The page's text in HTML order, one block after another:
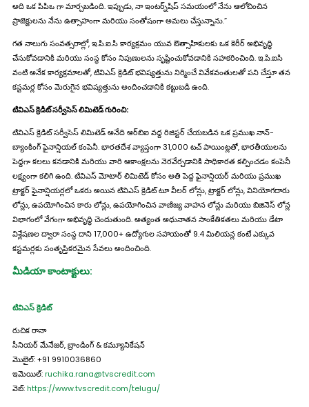
అది ఒక పిపిఒ గా మార్చబడింది. ఇప్పుడు, నా ఇంటర్న్‌షిప్ సమయంలో నేను ఆలోచించిన
ప్రాజెక్టులను నేను ఉత్సాహంగా మరియు సంతోషంగా అమలు చేస్తున్నాను.”
గత నాలుగు సంవత్సరాల్లో, ఇ.పి.ఐ.సి కార్యక్రమం యువ ఔత్సాహికులకు ఒక కెరీర్ అభివృద్ధి
చేసుకోవడానికి మరియు సంస్థ కోసం నిపుణులను సృష్టించుకోవడానికి సహకరించింది. ఇ.పి.ఐసి
వంటి అనేక కార్యక్రమాలతో, టివిఎస్ క్రెడిట్ భవిష్యత్తును నిర్మించే వివేకవంతులతో పని చేస్తూ తన
కస్టమర్ల కోసం మెరుగైన భవిష్యత్తును అందించడానికి కట్టుబడి ఉంది.
టివిఎస్ క్రెడిట్ సర్వీసెస్ లిమిటెడ్ గురించి:
టివిఎస్ క్రెడిట్ సర్వీసెస్ లిమిటెడ్ అనేది ఆర్‌బిఐ వద్ద రిజిస్టర్ చేయబడిన ఒక ప్రముఖ నాన్-
బ్యాంకింగ్ ఫైనాన్షియల్ కంపెనీ. భారతదేశ వ్యాప్తంగా 31,000 టచ్ పాయింట్లతో, భారతీయులను
పెద్దగా కలలు కనడానికి మరియు వారి ఆకాంక్షలను నెరవేర్చడానికి సాధికారత కల్పించడం కంపెనీ
లక్ష్యంగా కలిగి ఉంది. టివిఎస్ మోటార్ లిమిటెడ్ కోసం అతి పెద్ద ఫైనాన్షియర్ మరియు ప్రముఖ
ట్రాక్టర్ ఫైనాన్షియర్లలో ఒకరు అయిన టివిఎస్ క్రెడిట్ టూ వీలర్ లోన్లు, ట్రాక్టర్ లోన్లు, వినియోగదారు
లోన్లు, ఉపయోగించిన కారు లోన్లు, ఉపయోగించిన వాణిజ్య వాహన లోన్లు మరియు బిజినెస్ లోన్ల
విభాగంలో వేగంగా అభివృద్ధి చెందుతుంది. అత్యంత అధునాతన సాంకేతికతలు మరియు డేటా
విశ్లేషణల ద్వారా సంస్థ దాని 17,000+ ఉద్యోగుల సహాయంతో 9.4 మిలియన్ల కంటే ఎక్కువ
కస్టమర్లకు సంతృప్తికరమైన సేవలు అందించింది.
మీడియా కాంటాక్టులు:
టివిఎస్ క్రెడిట్
రుచిక రానా
సీనియర్ మేనేజర్, బ్రాండింగ్ & కమ్యూనికేషన్
మొబైల్: +91 9910036860
ఇమెయిల్: ruchika.rana@tvscredit.com
వెబ్: https://www.tvscredit.com/telugu/